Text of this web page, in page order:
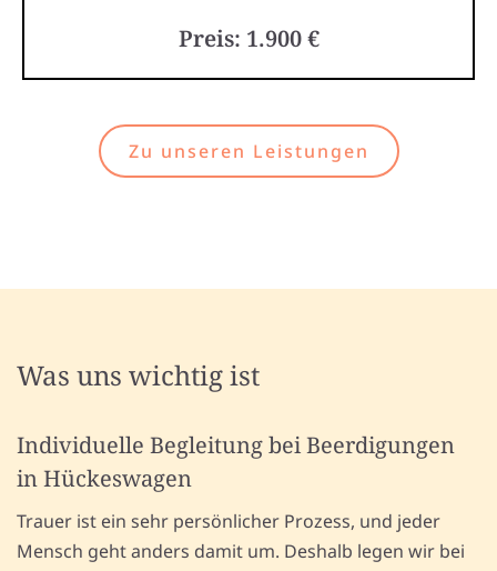
Preis: 1.900 €
Zu unseren Leistungen
Was uns wichtig ist
Individuelle Begleitung bei Beerdigungen
in Hückeswagen
Trauer ist ein sehr persönlicher Prozess, und jeder
Mensch geht anders damit um. Deshalb legen wir bei